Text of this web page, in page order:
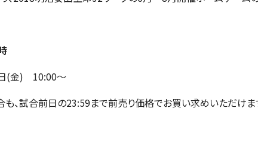
(金) 10:00～
、試合前日の23:59まで前売り価格でお買い求めいただけま